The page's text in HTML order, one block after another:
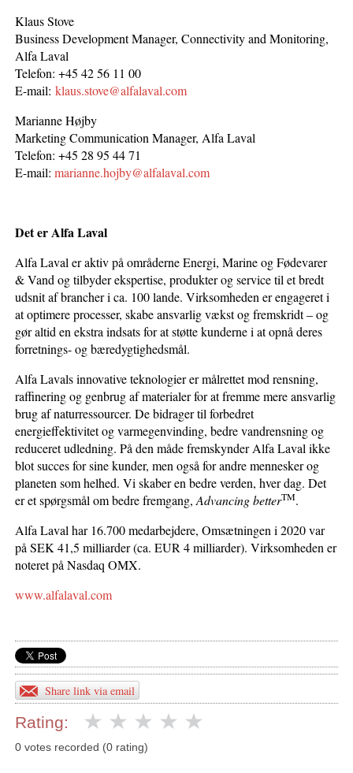
Klaus Stove
Business Development Manager, Connectivity and Monitoring,
Alfa Laval
Telefon: +45 42 56 11 00
E-mail:klaus.stove@alfalaval.com
Marianne Højby
Marketing Communication Manager, Alfa Laval
Telefon: +45 28 95 44 71
E-mail:marianne.hojby@alfalaval.com
Det er Alfa Laval
Alfa Laval er aktiv på områderne Energi, Marine og Fødevarer
& Vand og tilbyder ekspertise, produkter og service til et bredt
udsnit af brancher i ca. 100 lande. Virksomheden er engageret i
at optimere processer, skabe ansvarlig vækst og fremskridt – og
gør altid en ekstra indsats for at støtte kunderne i at opnå deres
forretnings- og bæredygtighedsmål.
Alfa Lavals innovative teknologier er målrettet mod rensning,
raffinering og genbrug af materialer for at fremme mere ansvarlig
brug af naturressourcer. De bidrager til forbedret
energieffektivitet og varmegenvinding, bedre vandrensning og
reduceret udledning. På den måde fremskynder Alfa Laval ikke
blot succes for sine kunder, men også for andre mennesker og
planeten som helhed. Vi skaber en bedre verden, hver dag. Det
er et spørgsmål om bedre fremgang,Advancing betterTM.
Alfa Laval har 16.700 medarbejdere, Omsætningen i 2020 var
på SEK 41,5 milliarder (ca. EUR 4 milliarder). Virksomheden er
noteret på Nasdaq OMX.
www.alfalaval.com
Share link via email
Rating:
0 votes recorded (0 rating)